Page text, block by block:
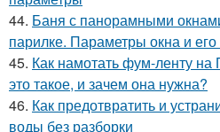
44. Баня с панорамными
парилке. Параметры окна и
45. Как намотать фум-ленту
это такое, и зачем она нужна?
46. Как предотвратить и
воды без разборки